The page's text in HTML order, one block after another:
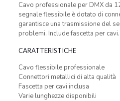
Cavo professionale per DMX da
segnale flessibile è dotato di
garantisce una trasmissione del
problemi. Include fascetta per cavi.
CARATTERISTICHE
Cavo flessibile professionale
Connettori metallici di alta qualità
Fascetta per cavi inclusa
Varie lunghezze disponibili